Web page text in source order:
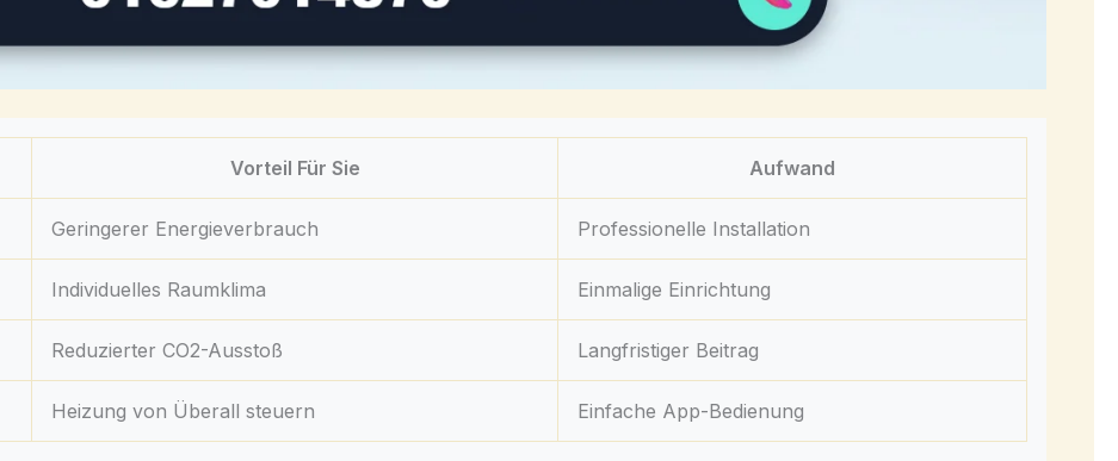
Vorteil Für Sie Aufwand
Geringerer Energieverbrauch Professionelle Installation
Individuelles Raumklima Einmalige Einrichtung
Reduzierter CO2-Ausstoß Langfristiger Beitrag
Heizung von Überall steuern Einfache App-Bedienung